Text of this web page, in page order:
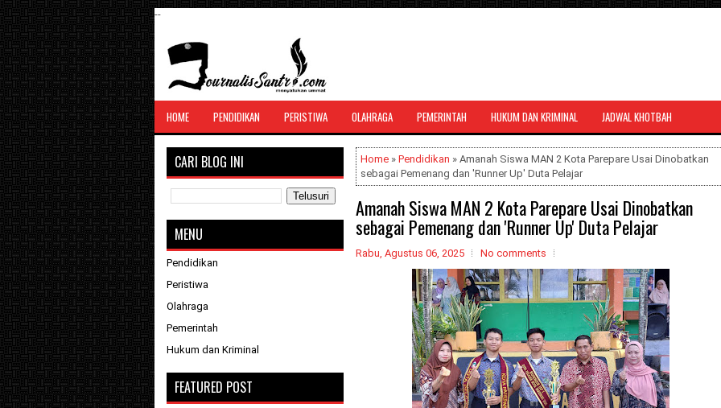
--
SANTRI JURNALIS
Menghimpun seluruh berita, tulisan, jurnal bernuansa agama yang dapat
HOME PENDIDIKAN PERISTIWA OLAHRAGA PEMERINTAH HUKUM DAN KRIMINAL JADWAL KHOTBAH
Home » Pendidikan » Amanah Siswa MAN 2 Kota Parepare Usai Dinobatkan
sebagai Pemenang dan 'Runner Up' Duta Pelajar
Amanah Siswa MAN 2 Kota Parepare Usai Dinobatkan
sebagai Pemenang dan 'Runner Up' Duta Pelajar
Rabu, Agustus 06, 2025 No comments
CARI BLOG INI
MENU
Pendidikan
Peristiwa
Olahraga
Pemerintah
Hukum dan Kriminal
FEATURED POST